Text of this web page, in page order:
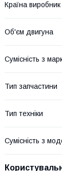
Країна виробник
Об'єм двигуна
Сумісність з
Тип запчастини
Тип техніки
Сумісність з